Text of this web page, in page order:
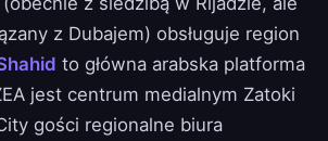
z Dubajem) obsługuje region
to główna arabska platforma
jest centrum medialnym Zatoki
gości regionalne biura